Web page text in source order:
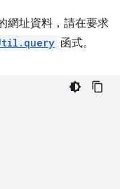
網址資料，請在要求
函式。